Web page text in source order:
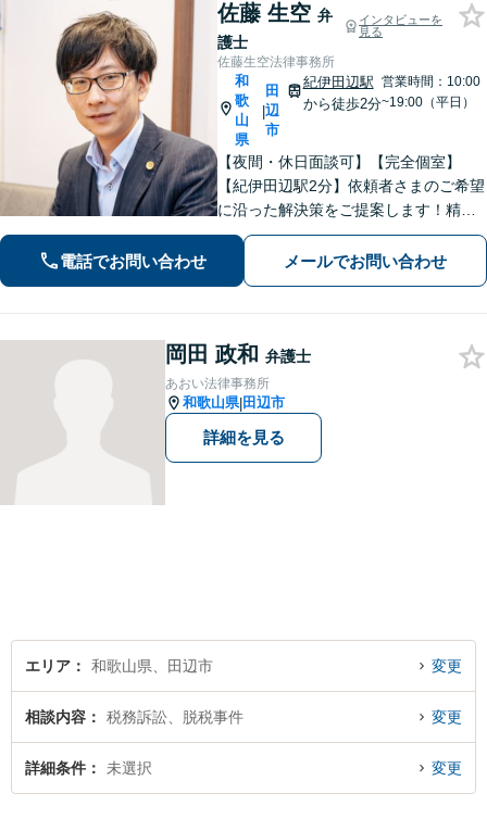
佐藤 生空 弁
護士
インタビューを
見る
佐藤生空法律事務所
和
歌
山
県
|
田
辺
市
紀伊田辺駅
から徒歩2分
営業時間：10:00
~19:00（平日）
【夜間・休日面談可】【完全個室】
【紀伊田辺駅2分】依頼者さまのご希望
に沿った解決策をご提案します！精神
面への配慮も大切に【交通事故】示談
交渉の豊富な経験を活かし、賠償金の
増額を目指します【相続問題】不動産
電話でお問い合わせ メールでお問い合わせ
岡田 政和 弁護士
あおい法律事務所
和歌山県|田辺市
詳細を見る
エリア 和歌山県、田辺市 変更
相談内容 税務訴訟、脱税事件 変更
詳細条件 未選択 変更